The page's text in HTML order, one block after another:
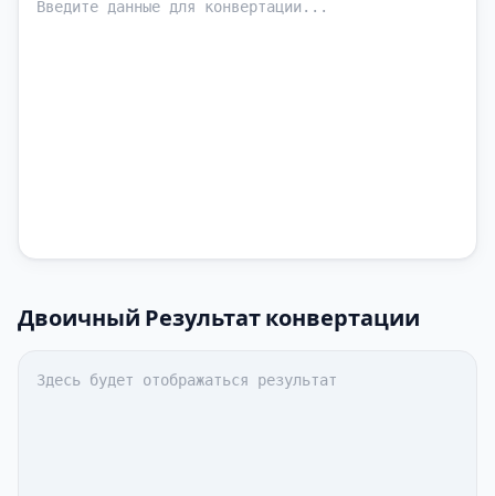
Двоичный Результат конвертации